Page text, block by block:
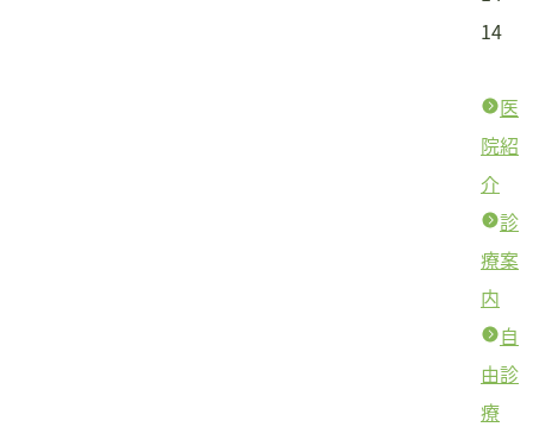
14
医
院紹
介
診
療案
内
自
由診
療